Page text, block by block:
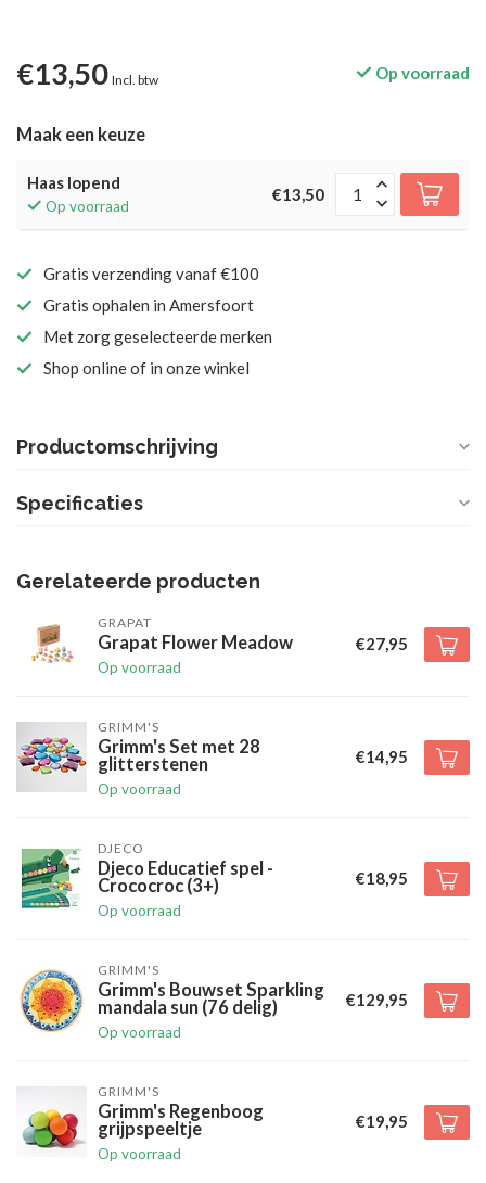
€13,50 Incl. btw Op voorraad
Maak een keuze
Haas lopend
Op voorraad
€13,50
Gratis verzending vanaf €100
Gratis ophalen in Amersfoort
Met zorg geselecteerde merken
Shop online of in onze winkel
Productomschrijving
Specificaties
Gerelateerde producten
GRAPAT
Grapat Flower Meadow
Op voorraad
€27,95
GRIMM'S
Grimm's Set met 28
glitterstenen
Op voorraad
€14,95
DJECO
Djeco Educatief spel -
Crococroc (3+)
Op voorraad
€18,95
GRIMM'S
Grimm's Bouwset Sparkling
mandala sun (76 delig)
Op voorraad
€129,95
GRIMM'S
Grimm's Regenboog
grijpspeeltje
Op voorraad
€19,95